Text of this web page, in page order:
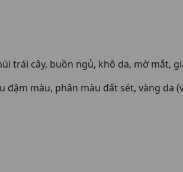
trái cây, buồn ngủ, khô da, mờ mắt,
màu, phân màu đất sét, vàng da